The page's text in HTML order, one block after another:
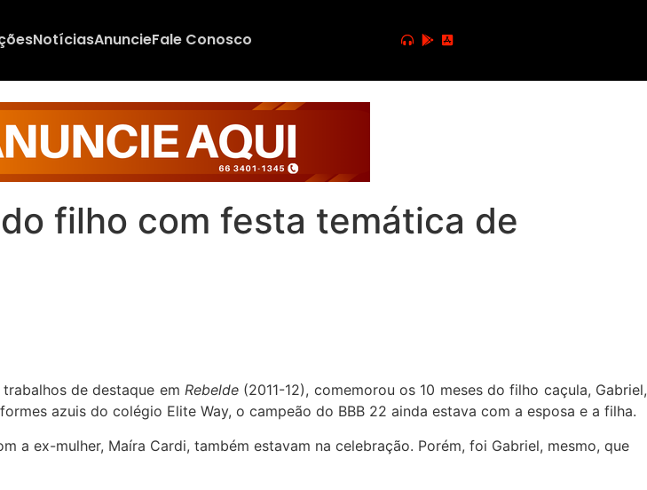
NotíciasAnuncieFale Conosco
filho com festa temática de
trabalhos de destaque emRebelde (2011-12), comemorou os 10 meses do filho caçula, Gabriel,
azuis do colégio Elite Way, o campeão do BBB 22 ainda estava com a esposa e a filha.
a ex-mulher, Maíra Cardi, também estavam na celebração. Porém, foi Gabriel, mesmo, que